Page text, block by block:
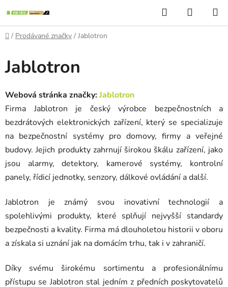
na
obsah
Hledat
KOŠÍK
Domů
/ Prodávané značky / Jablotron
Jablotron
Webová stránka značky:Jablotron
Firma Jablotron je český výrobce bezpečnostních a
bezdrátových elektronických zařízení, který se specializuje
na bezpečnostní systémy pro domovy, firmy a veřejné
budovy. Jejich produkty zahrnují širokou škálu zařízení, jako
jsou alarmy, detektory, kamerové systémy, kontrolní
panely, řídicí jednotky, senzory, dálkové ovládání a další.
Jablotron je známý svou inovativní technologií a
spolehlivými produkty, které splňují nejvyšší standardy
bezpečnosti a kvality. Firma má dlouholetou historii v oboru
a získala si uznání jak na domácím trhu, tak i v zahraničí.
Díky svému širokému sortimentu a profesionálnímu
přístupu se Jablotron stal jedním z předních poskytovatelů